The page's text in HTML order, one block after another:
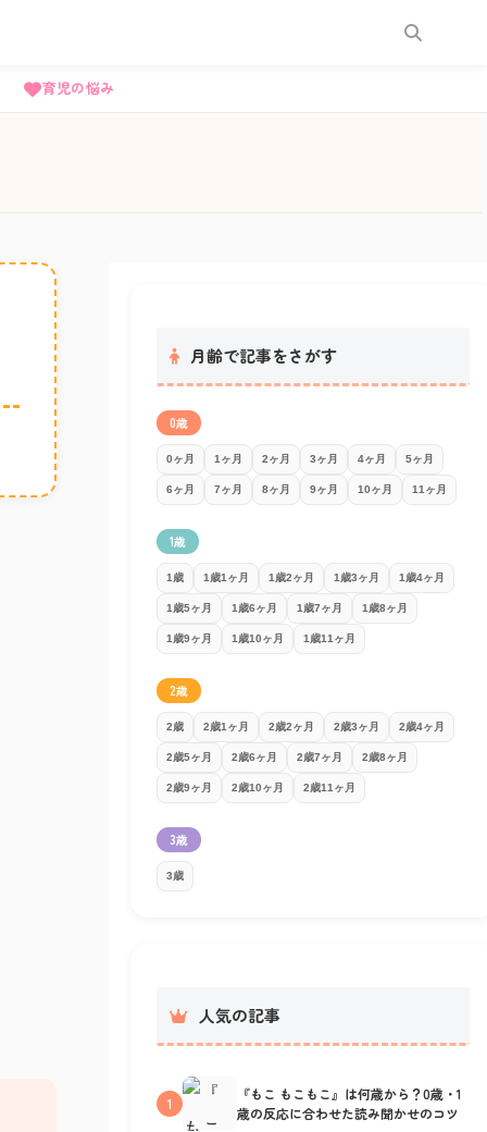
育児の悩み
月齢で記事をさがす
0歳
0ヶ月 1ヶ月 2ヶ月 3ヶ月 4ヶ月 5ヶ月
6ヶ月 7ヶ月 8ヶ月 9ヶ月 10ヶ月 11ヶ月
1歳
1歳 1歳1ヶ月 1歳2ヶ月 1歳3ヶ月 1歳4ヶ月
1歳5ヶ月 1歳6ヶ月 1歳7ヶ月 1歳8ヶ月
1歳9ヶ月 1歳10ヶ月 1歳11ヶ月
2歳
2歳 2歳1ヶ月 2歳2ヶ月 2歳3ヶ月 2歳4ヶ月
2歳5ヶ月 2歳6ヶ月 2歳7ヶ月 2歳8ヶ月
2歳9ヶ月 2歳10ヶ月 2歳11ヶ月
3歳
3歳
人気の記事
1
『もこ もこもこ』は何歳から？0歳・1
歳の反応に合わせた読み聞かせのコツ